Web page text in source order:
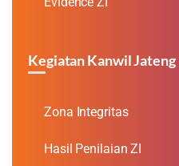
Kegiatan Kanwil Jateng
Zona Integritas
Hasil Penilaian ZI